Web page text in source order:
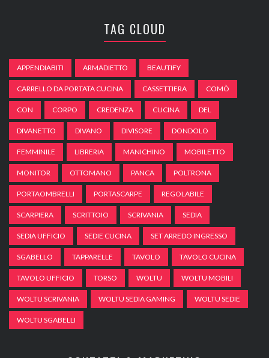
TAG CLOUD
APPENDIABITI ARMADIETTO BEAUTIFY
CARRELLO DA PORTATA CUCINA CASSETTIERA COMÒ
CON CORPO CREDENZA CUCINA DEL
DIVANETTO DIVANO DIVISORE DONDOLO
FEMMINILE LIBRERIA MANICHINO MOBILETTO
MONITOR OTTOMANO PANCA POLTRONA
PORTAOMBRELLI PORTASCARPE REGOLABILE
SCARPIERA SCRITTOIO SCRIVANIA SEDIA
SEDIA UFFICIO SEDIE CUCINA SET ARREDO INGRESSO
SGABELLO TAPPARELLE TAVOLO TAVOLO CUCINA
TAVOLO UFFICIO TORSO WOLTU WOLTU MOBILI
WOLTU SCRIVANIA WOLTU SEDIA GAMING WOLTU SEDIE
WOLTU SGABELLI